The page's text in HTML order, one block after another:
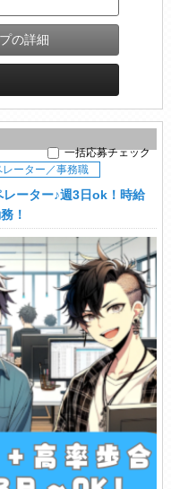
の詳細
一括応募チェック
レーター／事務職
レーター♪週3日ok！時給
！